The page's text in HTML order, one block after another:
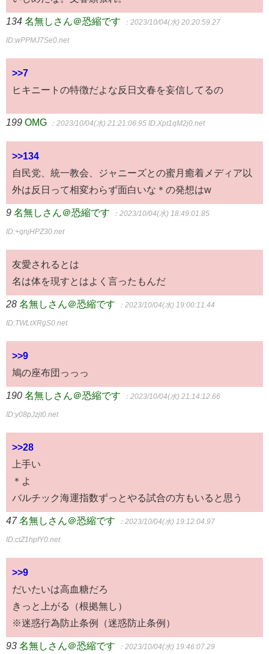
134 名無しさん＠恐縮です ：2023/10/04(水) 20:20:59.27
ID:wPPMJ7Se0.net
>>7
ヒキニートの特徴だよな反日文春を妄信してるの
199 OMG ：2023/10/04(水) 21:21:06.95 ID:Xpt1qM2j0.net
>>134
自民党、統一教会、ジャニーズとの蜜月癒着メディア以
外は反日って相変わらず面白いな＊の発想はw
9 名無しさん＠恐縮です ：2023/10/04(水) 18:49:01.85
ID:+qnjHPZ30.net
友愛されるとは
名は体を現すとはよく言ったもんだ
28 名無しさん＠恐縮です ：2023/10/04(水) 19:00:11.44
ID:TWLtXRgS0.net
>>9
鳩の座布団っっっ
190 名無しさん＠恐縮です ：2023/10/04(水) 21:14:12.66
ID:y08pJzjt0.net
>>28
上手い
＊よ
バルチック海運指数ずっとやる試合の方もいると思う
47 名無しさん＠恐縮です ：2023/10/04(水) 19:12:04.97
ID:ctZ1hpfY0.net
>>9
だいたいは高血糖だろ
きっと上がる（根拠無し）
※迷惑行為防止条例（迷惑防止条例）
93 名無しさん＠恐縮です ：2023/10/04(水) 19:46:07.29